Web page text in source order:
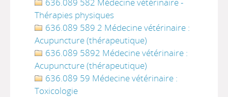
Thérapies physiques
636.089 589 2 Médecine vétérinaire :
Acupuncture (thérapeutique)
636.089 5892 Médecine vétérinaire :
Acupuncture (thérapeutique)
636.089 59 Médecine vétérinaire :
Toxicologie